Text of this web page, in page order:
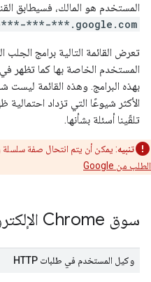
المستخدم هو المالك، فسيطابق
***-***.google.com
تعرض القائمة التالية برامج
بهذه البرامج. وهذه القائمة
الأكثر شيوعًا التي تزداد
تلقّينا أسئلة بشأنها.
تنبيه: يمكن أن يتم انتحال صفة سلسلة
الطلب من Google
سوق Chrome الإلكتروني
وكيل المستخدم في طلبات HTTP